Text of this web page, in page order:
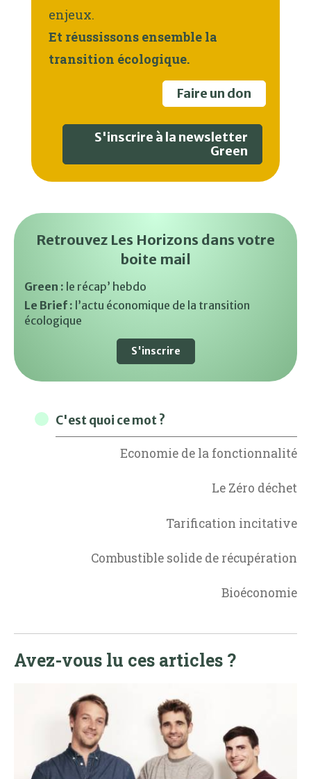
enjeux.
Et réussissons ensemble la
transition écologique.
Faire un don
S'inscrire à la newsletter
Green
Retrouvez Les Horizons dans votre
boite mail
Green : le récap’ hebdo
Le Brief : l’actu économique de la transition
écologique
S'inscrire
C'est quoi ce mot ?
Economie de la fonctionnalité
Le Zéro déchet
Tarification incitative
Combustible solide de récupération
Bioéconomie
Avez-vous lu ces articles ?